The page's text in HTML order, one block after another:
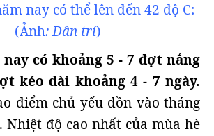
nay có thể lên đến 42 độ C:
(Ảnh: Dân trí)
có khoảng 5 - 7 đợt nắng
kéo dài khoảng 4 - 7 ngày.
điểm chủ yếu dồn vào tháng
Nhiệt độ cao nhất của mùa hè